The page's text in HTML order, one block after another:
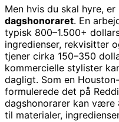
Men hvis du skal hyre,
dagshonoraret. En
typisk 800–1.500+
ingredienser, rekvisitter
tjener cirka 150–350
kommercielle stylister
dagligt. Som en
formulerede det på
dagshonorarer kan være
til materialer,